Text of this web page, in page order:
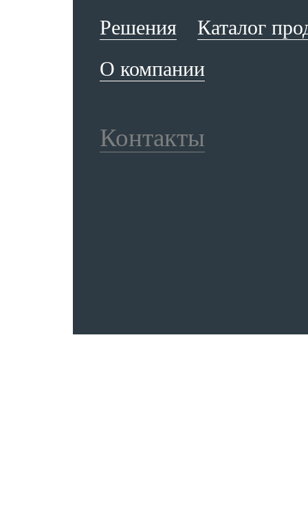
Решения
Каталог
О компании
Контакты